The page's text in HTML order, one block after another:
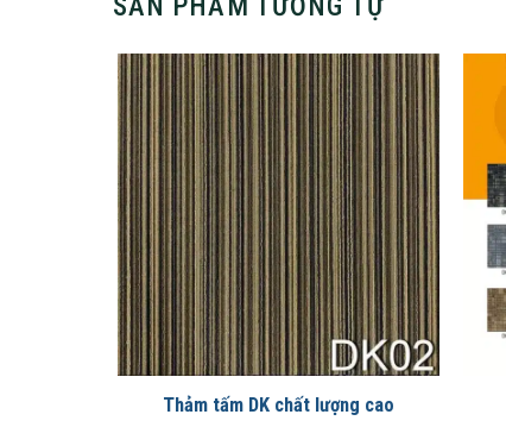
SẢN PHẨM TƯƠNG TỰ
Thảm tấm DK chất lượng cao